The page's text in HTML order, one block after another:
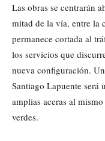
Las obras se centrarán
mitad de la vía, entre la
permanece cortada al
los servicios que
nueva configuración.
Santiago Lapuente será
amplias aceras al
verdes.